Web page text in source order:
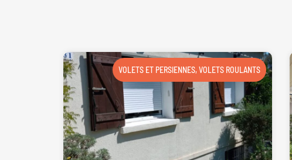
VOLETS ET PERSIENNES,VOLETS ROULANTS